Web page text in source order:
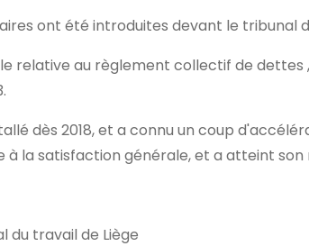
ont été introduites devant le tribunal
relative au règlement collectif de dettes
dès 2018, et a connu un coup
à la satisfaction générale, et a atteint
du travail de Liège